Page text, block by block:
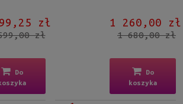
zł
zł
Do
1 260,00 zł
1 680,00 zł
Do
koszyka